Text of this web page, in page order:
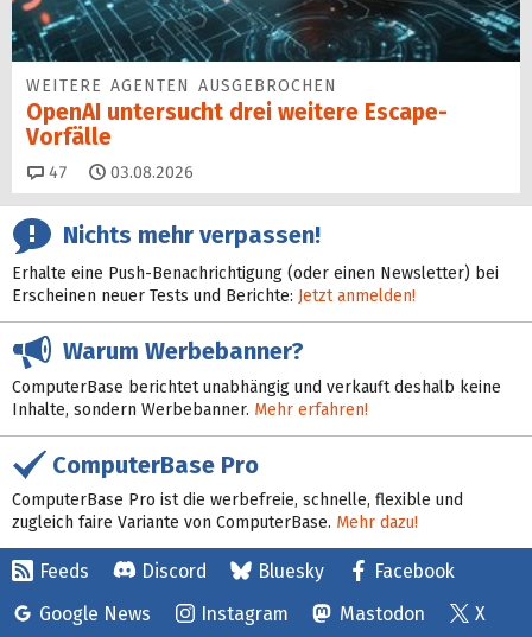
WEITERE AGENTEN AUSGEBROCHEN
OpenAI untersucht drei weitere Escape-
Vorfälle
47 Kommentare
03.08.2026
Nichts mehr verpassen!
Erhalte eine Push-Benachrichtigung (oder einen Newsletter) bei
Erscheinen neuer Tests und Berichte: Jetzt anmelden!
Warum Werbebanner?
ComputerBase berichtet unabhängig und verkauft deshalb keine
Inhalte, sondern Werbebanner. Mehr erfahren!
ComputerBase Pro
ComputerBase Pro ist die werbefreie, schnelle, flexible und
zugleich faire Variante von ComputerBase. Mehr dazu!
Feeds Discord Bluesky
Facebook
Google News
Instagram Mastodon X